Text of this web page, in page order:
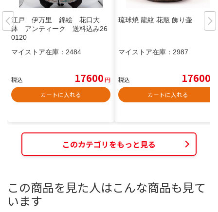
江戸 伊万里 錦絵 花口大
鉢 アンティーク 送料込み26
0120
マイストア在庫： 2484
税込 17600円
カートに入れる
琉球焼 龍紋 花瓶 飾り壷
マイストア在庫： 2987
税込 17600
カートに入れる
このカテゴリをもっと見る
この商品を見た人はこんな商品も見て
います